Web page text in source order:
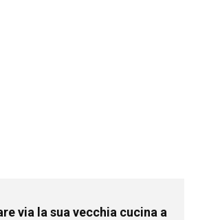
via la sua vecchia cucina a